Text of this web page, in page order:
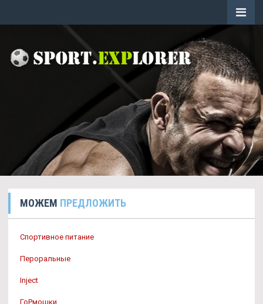
МОЖЕМ ПРЕДЛОЖИТЬ
Спортивное питание
Пероральные
Inject
ГоРмошки